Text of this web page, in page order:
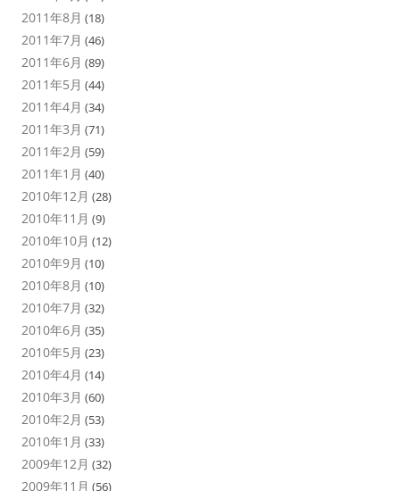
2011年8月 (18)
2011年7月 (46)
2011年6月 (89)
2011年5月 (44)
2011年4月 (34)
2011年3月 (71)
2011年2月 (59)
2011年1月 (40)
2010年12月 (28)
2010年11月 (9)
2010年10月 (12)
2010年9月 (10)
2010年8月 (10)
2010年7月 (32)
2010年6月 (35)
2010年5月 (23)
2010年4月 (14)
2010年3月 (60)
2010年2月 (53)
2010年1月 (33)
2009年12月 (32)
2009年11月 (56)